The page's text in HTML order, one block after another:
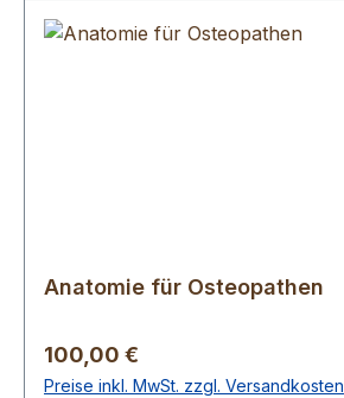
Anatomie für Osteopathen
Regulärer Preis:
100,00 €
Preise inkl. MwSt. zzgl. Versandkosten